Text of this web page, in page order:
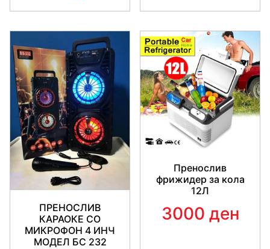
ПРЕНОСЛИВ
КАРАОКЕ СО
МИКРОФОН 4 ИНЧ
МОДЕЛ БС 232
Пренослив
фрижидер за кола
12Л
3000 ден